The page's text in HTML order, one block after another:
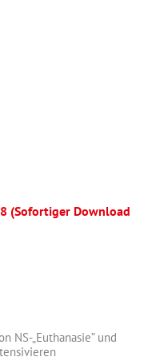
(Sofortiger Download
NS-„Euthanasie” und